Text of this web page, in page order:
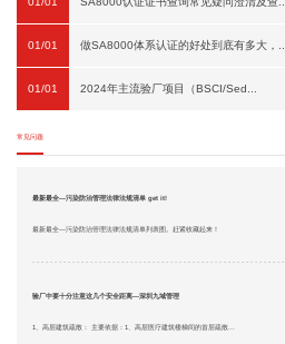
01/01 做SA8000体系认证的好处到底有多大，...
01/01 2024年主流验厂项目（BSCI/Sed...
常见问题
最新最全—污染防治管理法律法规清单 get it!
最新最全—污染防治管理法律法规清单列表图。赶紧收藏起来！
验厂中要十分注意这几个安全距离—深圳九域管理
1、高层建筑疏散： 主要依据：1、高层医疗建筑楼梯间的首层疏散...